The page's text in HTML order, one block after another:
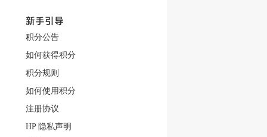
新手引导
积分公告
如何获得积分
积分规则
如何使用积分
注册协议
HP 隐私声明